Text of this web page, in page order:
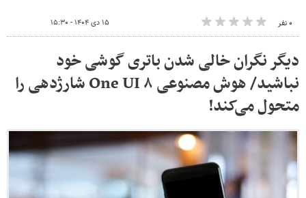
۰ نفر ۱۵ دی ۱۴۰۴ - ۱۵:۳۰
دیگر نگران خالی شدن باتری گوشی خود
نباشید/ هوش مصنوعی One UI ۸ شارژدهی را
متحول می‌کند!